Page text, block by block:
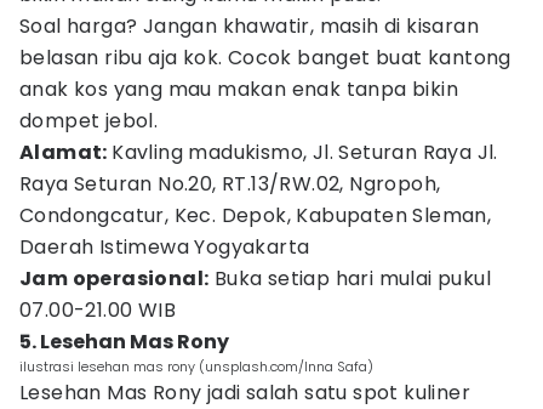
Soal harga? Jangan khawatir, masih di kisaran
belasan ribu aja kok. Cocok banget buat kantong
anak kos yang mau makan enak tanpa bikin
dompet jebol.
Alamat: Kavling madukismo, Jl. Seturan Raya Jl.
Raya Seturan No.20, RT.13/RW.02, Ngropoh,
Condongcatur, Kec. Depok, Kabupaten Sleman,
Daerah Istimewa Yogyakarta
Jam operasional: Buka setiap hari mulai pukul
07.00-21.00 WIB
5. Lesehan Mas Rony
ilustrasi lesehan mas rony (unsplash.com/Inna Safa)
Lesehan Mas Rony jadi salah satu spot kuliner